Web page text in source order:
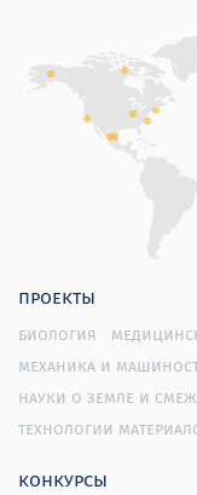
проекты
биология
механика и
науки о земле и
технологии
конкурсы